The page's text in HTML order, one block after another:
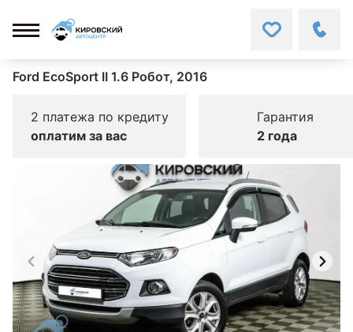
Ford EcoSport II 1.6 Робот, 2016
2 платежа по кредиту
оплатим за вас
Гарантия
2 года